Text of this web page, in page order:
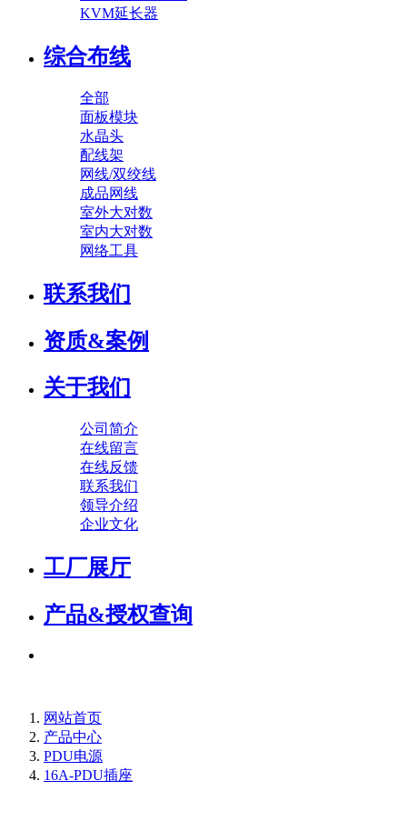
KVM延长器
综合布线
全部
面板模块
水晶头
配线架
网线/双绞线
成品网线
室外大对数
室内大对数
网络工具
联系我们
资质&案例
关于我们
公司简介
在线留言
在线反馈
联系我们
领导介绍
企业文化
工厂展厅
产品&授权查询
网站首页
产品中心
PDU电源
16A-PDU插座